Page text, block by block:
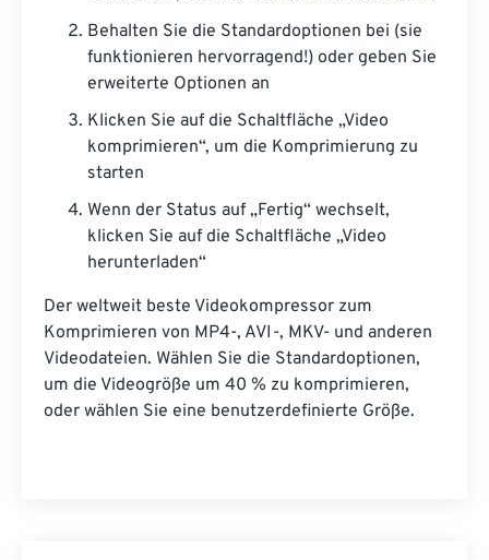
Behalten Sie die Standardoptionen bei (sie
funktionieren hervorragend!) oder geben Sie
erweiterte Optionen an
Klicken Sie auf die Schaltfläche „Video
komprimieren“, um die Komprimierung zu
starten
Wenn der Status auf „Fertig“ wechselt,
klicken Sie auf die Schaltfläche „Video
herunterladen“
Der weltweit beste Videokompressor zum
Komprimieren von MP4-, AVI-, MKV- und anderen
Videodateien. Wählen Sie die Standardoptionen,
um die Videogröße um 40 % zu komprimieren,
oder wählen Sie eine benutzerdefinierte Größe.